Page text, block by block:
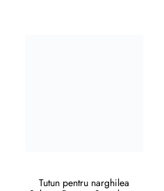
CITEȘTE MAI MULT
Tutun pentru narghilea